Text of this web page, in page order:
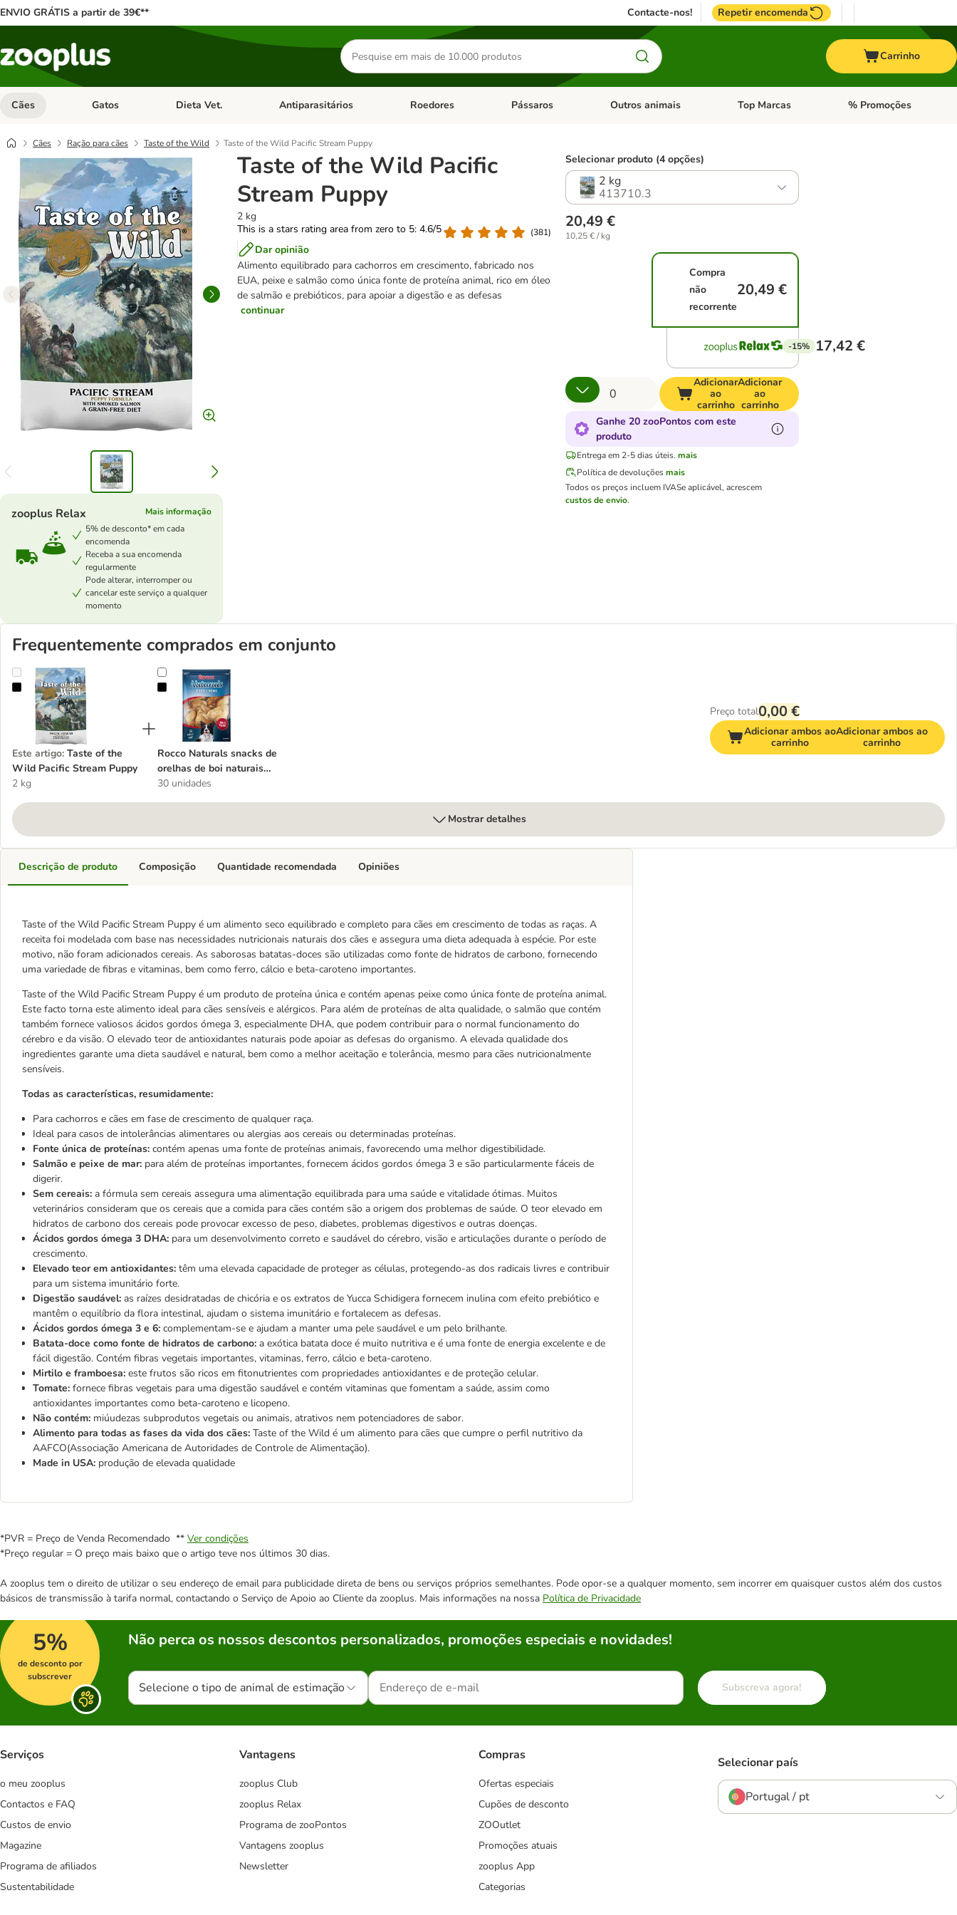
ENVIO GRÁTIS a partir de 39€** Contacte-nos! Repetir encomenda
Pesquisar
produtos
Carrinho
Cães Abrir menu de categoria: Cães
Gatos Abrir menu de categoria: Gatos
Dieta Vet. Abrir menu de categoria: Dieta Vet.
Antiparasitários Abrir menu de categoria: Antiparasitários
Roedores Abrir menu de categoria: Roedores
Pássaros Abrir menu de categoria: Pássaros
Outros animais Abrir menu de categoria: Outros animais
Top Marcas Abrir menu de categoria:
% Promoções
Cães Ração para cães Taste of the Wild Taste of the Wild Pacific Stream Puppy
Taste of the Wild Pacific
Stream Puppy
2 kg
This is a stars rating area from zero to 5: 4.6/5
(381)
Dar opinião
Alimento equilibrado para cachorros em crescimento, fabricado nos
EUA, peixe e salmão como única fonte de proteína animal, rico em óleo
de salmão e prebióticos, para apoiar a digestão e as defesas
continuar
zooplus Relax
Mais informação
5% de desconto* em cada
encomenda
Receba a sua encomenda
regularmente
Pode alterar, interromper ou
cancelar este serviço a qualquer
momento
Selecionar produto (4 opções)
2 kg
413710.3
20,49 €
10,25 € / kg
Compra
não
recorrente
20,49 €
-15% 17,42 €
Adicionar
ao
carrinho
Adicionar
ao
carrinho
Ganhe 20 zooPontos com este
produto
Entrega em 2-5 dias úteis. mais
Política de devoluçõesmais
Todos os preços incluem IVASe aplicável, acrescem
custos de envio.
Frequentemente comprados em conjunto
Taste of the Wild Pacific Stream Puppy
Este artigo: Taste of the
Wild Pacific Stream Puppy
2 kg
Rocco Naturals snacks de orelhas de boi naturais para cães
Rocco Naturals snacks de
orelhas de boi naturais
para cães
30 unidades
Preço total0,00 €
Adicionar ambos ao
carrinho
Adicionar ambos ao
carrinho
Mostrar detalhes
Descrição de produto
Taste of the Wild Pacific Stream Puppy é um alimento seco equilibrado e completo para cães em crescimento de todas as raças. A
receita foi modelada com base nas necessidades nutricionais naturais dos cães e assegura uma dieta adequada à espécie. Por este
motivo, não foram adicionados cereais. As saborosas batatas-doces são utilizadas como fonte de hidratos de carbono, fornecendo
uma variedade de fibras e vitaminas, bem como ferro, cálcio e beta-caroteno importantes.
Taste of the Wild Pacific Stream Puppy é um produto de proteína única e contém apenas peixe como única fonte de proteína animal.
Este facto torna este alimento ideal para cães sensíveis e alérgicos. Para além de proteínas de alta qualidade, o salmão que contém
também fornece valiosos ácidos gordos ómega 3, especialmente DHA, que podem contribuir para o normal funcionamento do
cérebro e da visão. O elevado teor de antioxidantes naturais pode apoiar as defesas do organismo. A elevada qualidade dos
ingredientes garante uma dieta saudável e natural, bem como a melhor aceitação e tolerância, mesmo para cães nutricionalmente
sensíveis.
Todas as características, resumidamente:
Para cachorros e cães em fase de crescimento de qualquer raça.
Ideal para casos de intolerâncias alimentares ou alergias aos cereais ou determinadas proteínas.
Fonte única de proteínas: contém apenas uma fonte de proteínas animais, favorecendo uma melhor digestibilidade.
Salmão e peixe de mar: para além de proteínas importantes, fornecem ácidos gordos ómega 3 e são particularmente fáceis de
digerir.
Sem cereais: a fórmula sem cereais assegura uma alimentação equilibrada para uma saúde e vitalidade ótimas. Muitos
veterinários consideram que os cereais que a comida para cães contém são a origem dos problemas de saúde. O teor elevado em
hidratos de carbono dos cereais pode provocar excesso de peso, diabetes, problemas digestivos e outras doenças.
Ácidos gordos ómega 3 DHA: para um desenvolvimento correto e saudável do cérebro, visão e articulações durante o período de
crescimento.
Elevado teor em antioxidantes: têm uma elevada capacidade de proteger as células, protegendo-as dos radicais livres e contribuir
para um sistema imunitário forte.
Digestão saudável: as raízes desidratadas de chicória e os extratos de Yucca Schidigera fornecem inulina com efeito prebiótico e
mantêm o equilíbrio da flora intestinal, ajudam o sistema imunitário e fortalecem as defesas.
Ácidos gordos ómega 3 e 6: complementam-se e ajudam a manter uma pele saudável e um pelo brilhante.
Batata-doce como fonte de hidratos de carbono: a exótica batata doce é muito nutritiva e é uma fonte de energia excelente e de
fácil digestão. Contém fibras vegetais importantes, vitaminas, ferro, cálcio e beta-caroteno.
Mirtilo e framboesa: este frutos são ricos em fitonutrientes com propriedades antioxidantes e de proteção celular.
Tomate: fornece fibras vegetais para uma digestão saudável e contém vitaminas que fomentam a saúde, assim como
antioxidantes importantes como beta-caroteno e licopeno.
Não contém: miúudezas subprodutos vegetais ou animais, atrativos nem potenciadores de sabor.
Alimento para todas as fases da vida dos cães: Taste of the Wild é um alimento para cães que cumpre o perfil nutritivo da
AAFCO(Associação Americana de Autoridades de Controle de Alimentação).
Made in USA: produção de elevada qualidade
Composição Quantidade recomendada Opiniões
*PVR = Preço de Venda Recomendado ** Ver condições
*Preço regular = O preço mais baixo que o artigo teve nos últimos 30 dias.
A zooplus tem o direito de utilizar o seu endereço de email para publicidade direta de bens ou serviços próprios semelhantes. Pode opor-se a qualquer momento, sem incorrer em quaisquer custos além dos custos
básicos de transmissão à tarifa normal, contactando o Serviço de Apoio ao Cliente da zooplus. Mais informações na nossa Política de Privacidade
5%
de desconto por
subscrever
Não perca os nossos descontos personalizados, promoções especiais e novidades!
Selecione o tipo de animal de estimação Subscreva agora!
Serviços
o meu zooplus
Contactos e FAQ
Custos de envio
Magazine
Programa de afiliados
Sustentabilidade
Vantagens
zooplus Club
zooplus Relax
Programa de zooPontos
Vantagens zooplus
Newsletter
Compras
Ofertas especiais
Cupões de desconto
ZOOutlet
Promoções atuais
zooplus App
Categorias
Selecionar país
Portugal / pt